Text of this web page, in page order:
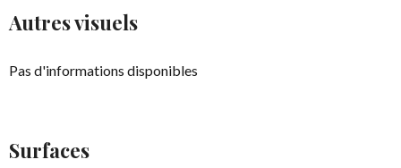
Autres visuels
Pas d'informations disponibles
Surfaces